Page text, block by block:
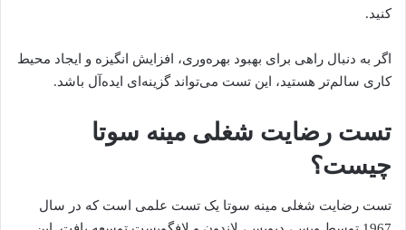
کنید.
اگر به دنبال راهی برای بهبود بهره‌وری، افزایش انگیزه و ایجاد محیط
کاری سالم‌تر هستید، این تست می‌تواند گزینه‌ای ایده‌آل باشد.
تست رضایت شغلی مینه سوتا
چیست؟
تست رضایت شغلی مینه سوتا یک تست علمی است که در سال